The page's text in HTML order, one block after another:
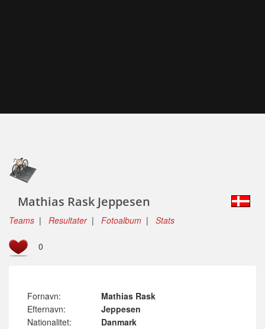
Mathias Rask Jeppesen
Teams | Resultater| Fotoalbum | Stats
0
Fornavn:
Mathias Rask
Efternavn:
Jeppesen
Nationalitet:
Danmark